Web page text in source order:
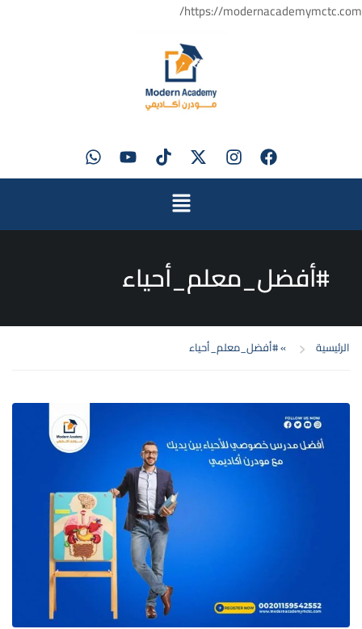
https://modernacademymctc.com/
#أفضل_معلم_أحياء
الرئيسية »#أفضل_معلم_أحياء